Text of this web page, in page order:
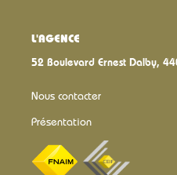
L'AGENCE
52 Boulevard Ernest Dalby,
Nous contacter
Présentation